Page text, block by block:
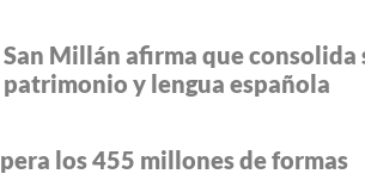
San Millán afirma que consolida
y lengua española
los 455 millones de formas